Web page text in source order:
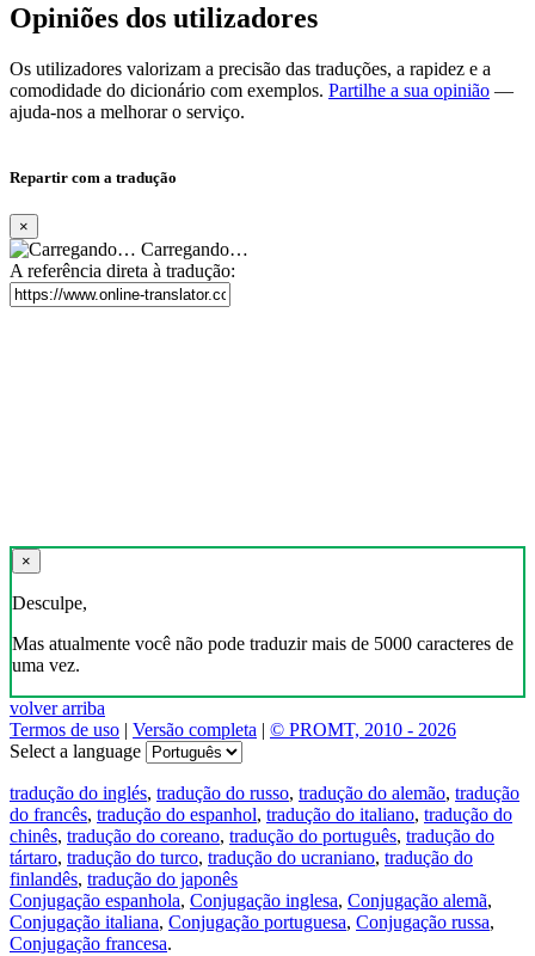
Opiniões dos utilizadores
Os utilizadores valorizam a precisão das traduções, a rapidez e a
comodidade do dicionário com exemplos. Partilhe a sua opinião —
ajuda-nos a melhorar o serviço.
Repartir com a tradução
×
Carregando…
A referência direta à tradução:
×
Desculpe,
Mas atualmente você não pode traduzir mais de 5000 caracteres de
uma vez.
volver arriba
Termos de uso | Versão completa | © PROMT, 2010 - 2026
Select a language
tradução do inglés, tradução do russo, tradução do alemão, tradução
do francês, tradução do espanhol, tradução do italiano, tradução do
chinês, tradução do coreano, tradução do português, tradução do
tártaro, tradução do turco, tradução do ucraniano, tradução do
finlandês, tradução do japonês
Conjugação espanhola, Conjugação inglesa, Conjugação alemã,
Conjugação italiana, Conjugação portuguesa, Conjugação russa,
Conjugação francesa.